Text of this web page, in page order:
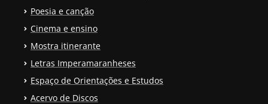
Poesia e canção
Cinema e ensino
Mostra itinerante
Letras Imperamaranheses
Espaço de Orientações e Estudos
Acervo de Discos